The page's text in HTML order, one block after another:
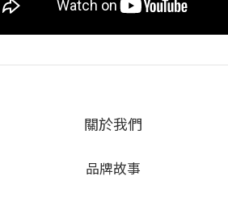
關於我們
品牌故事